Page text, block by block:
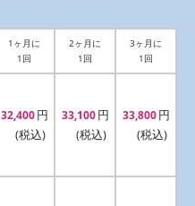
1ヶ月に
1回
2ヶ月に
1回
3ヶ月に
1回
32,400 円
(税込)
33,100 円
(税込)
33,800 円
(税込)